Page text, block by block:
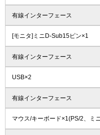
有線インターフェース
[モニタ]ミニD-Sub15ピン×1
有線インターフェース
USB×2
有線インターフェース
マウス/キーボード×1(PS/2、ミ